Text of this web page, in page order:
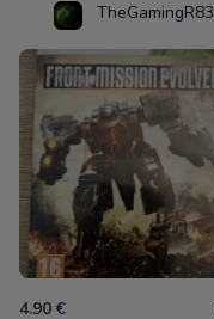
TheGamingR83
4.90 €